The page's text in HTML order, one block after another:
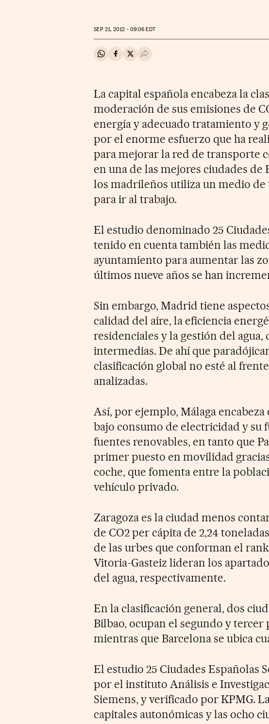
SEP21, 2012 - 09:06 EDT
Compartir en Whatsapp
Compartir en Facebook
Compartir en Twitter
Desplegar Redes Sociales
La capital española encabeza la
moderación de sus emisiones de
energía y adecuado tratamiento y
por el enorme esfuerzo que ha
para mejorar la red de transporte
en una de las mejores ciudades de
los madrileños utiliza un medio
para ir al trabajo.
El estudio denominado 25
tenido en cuenta también las
ayuntamiento para aumentar las
últimos nueve años se han
Sin embargo, Madrid tiene
calidad del aire, la eficiencia
residenciales y la gestión del
intermedias. De ahí que
clasificación global no esté al
analizadas.
Así, por ejemplo, Málaga
bajo consumo de electricidad y su
fuentes renovables, en tanto que
primer puesto en movilidad
coche, que fomenta entre la
vehículo privado.
Zaragoza es la ciudad menos
de CO2 per cápita de 2,24
de las urbes que conforman el
Vitoria-Gasteiz lideran los
del agua, respectivamente.
En la clasificación general, dos
Bilbao, ocupan el segundo y tercer
mientras que Barcelona se ubica
El estudio 25 Ciudades Españolas
por el instituto Análisis e
Siemens, y verificado por KPMG.
capitales autonómicas y las ocho